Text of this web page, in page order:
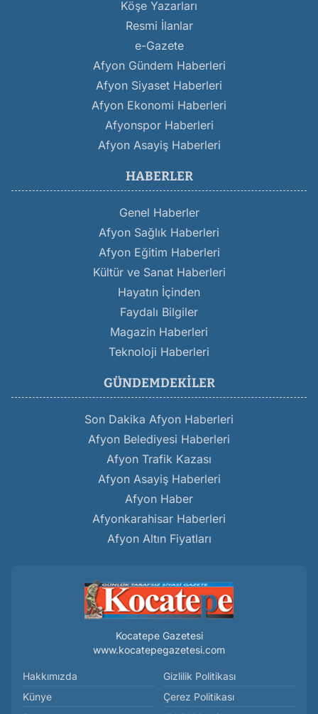
Köşe Yazarları
Resmi İlanlar
e-Gazete
Afyon Gündem Haberleri
Afyon Siyaset Haberleri
Afyon Ekonomi Haberleri
Afyonspor Haberleri
Afyon Asayiş Haberleri
HABERLER
Genel Haberler
Afyon Sağlık Haberleri
Afyon Eğitim Haberleri
Kültür ve Sanat Haberleri
Hayatın İçinden
Faydalı Bilgiler
Magazin Haberleri
Teknoloji Haberleri
GÜNDEMDEKILER
Son Dakika Afyon Haberleri
Afyon Belediyesi Haberleri
Afyon Trafik Kazası
Afyon Asayiş Haberleri
Afyon Haber
Afyonkarahisar Haberleri
Afyon Altın Fiyatları
Kocatepe Gazetesi
www.kocatepegazetesi.com
Hakkımızda
Künye
Gizlilik Politikası
Çerez Politikası